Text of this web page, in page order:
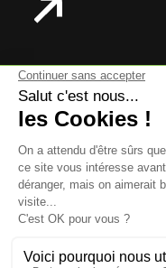
mentions légales
politique de
gestion des cookies